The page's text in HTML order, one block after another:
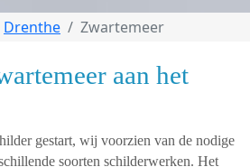
Drenthe Zwartemeer
aan het
gestart, wij voorzien van de nodige
soorten schilderwerken. Het